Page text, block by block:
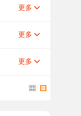
更多
更多
更多